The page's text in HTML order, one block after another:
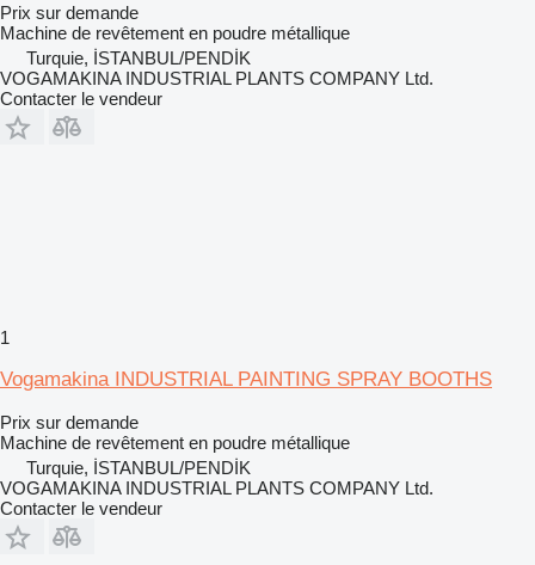
Prix sur demande
Machine de revêtement en poudre métallique
Turquie, İSTANBUL/PENDİK
VOGAMAKINA INDUSTRIAL PLANTS COMPANY Ltd.
Contacter le vendeur
1
Vogamakina INDUSTRIAL PAINTING SPRAY BOOTHS
Prix sur demande
Machine de revêtement en poudre métallique
Turquie, İSTANBUL/PENDİK
VOGAMAKINA INDUSTRIAL PLANTS COMPANY Ltd.
Contacter le vendeur